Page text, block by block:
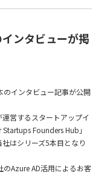
ンタビューが掲
のインタビュー記事が公開
営するスタートアップイ
Founders Hub」
はシリーズ5本目となり
Azure AD活用によるお客